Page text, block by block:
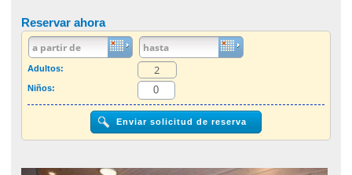
Oferta de última hora + Oferta global
otro país
Reservar ahora
Adultos:
Niños: